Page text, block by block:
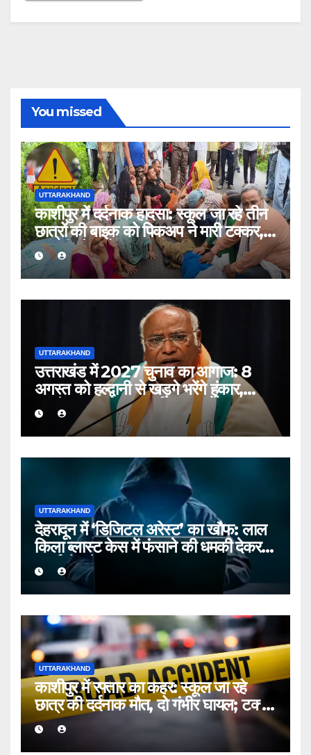
You missed
UTTARAKHAND
काशीपुर में दर्दनाक हादसा: स्कूल जा रहे तीन
छात्रों की बाइक को पिकअप ने मारी टक्कर,
एक की मौत, दो घायल
UTTARAKHAND
उत्तराखंड में 2027 चुनाव का आगाज: 8
अगस्त को हल्द्वानी से खड़गे भरेंगे हुंकार,
कांग्रेस का शक्ति प्रदर्शन
UTTARAKHAND
देहरादून में ‘डिजिटल अरेस्ट’ का खौफ: लाल
किला ब्लास्ट केस में फंसाने की धमकी देकर
बुजुर्ग से ठगे ₹13 लाख
UTTARAKHAND
काशीपुर में रफ्तार का कहर: स्कूल जा रहे
छात्र की दर्दनाक मौत, दो गंभीर घायल; टक्कर
मारकर चालक फरार